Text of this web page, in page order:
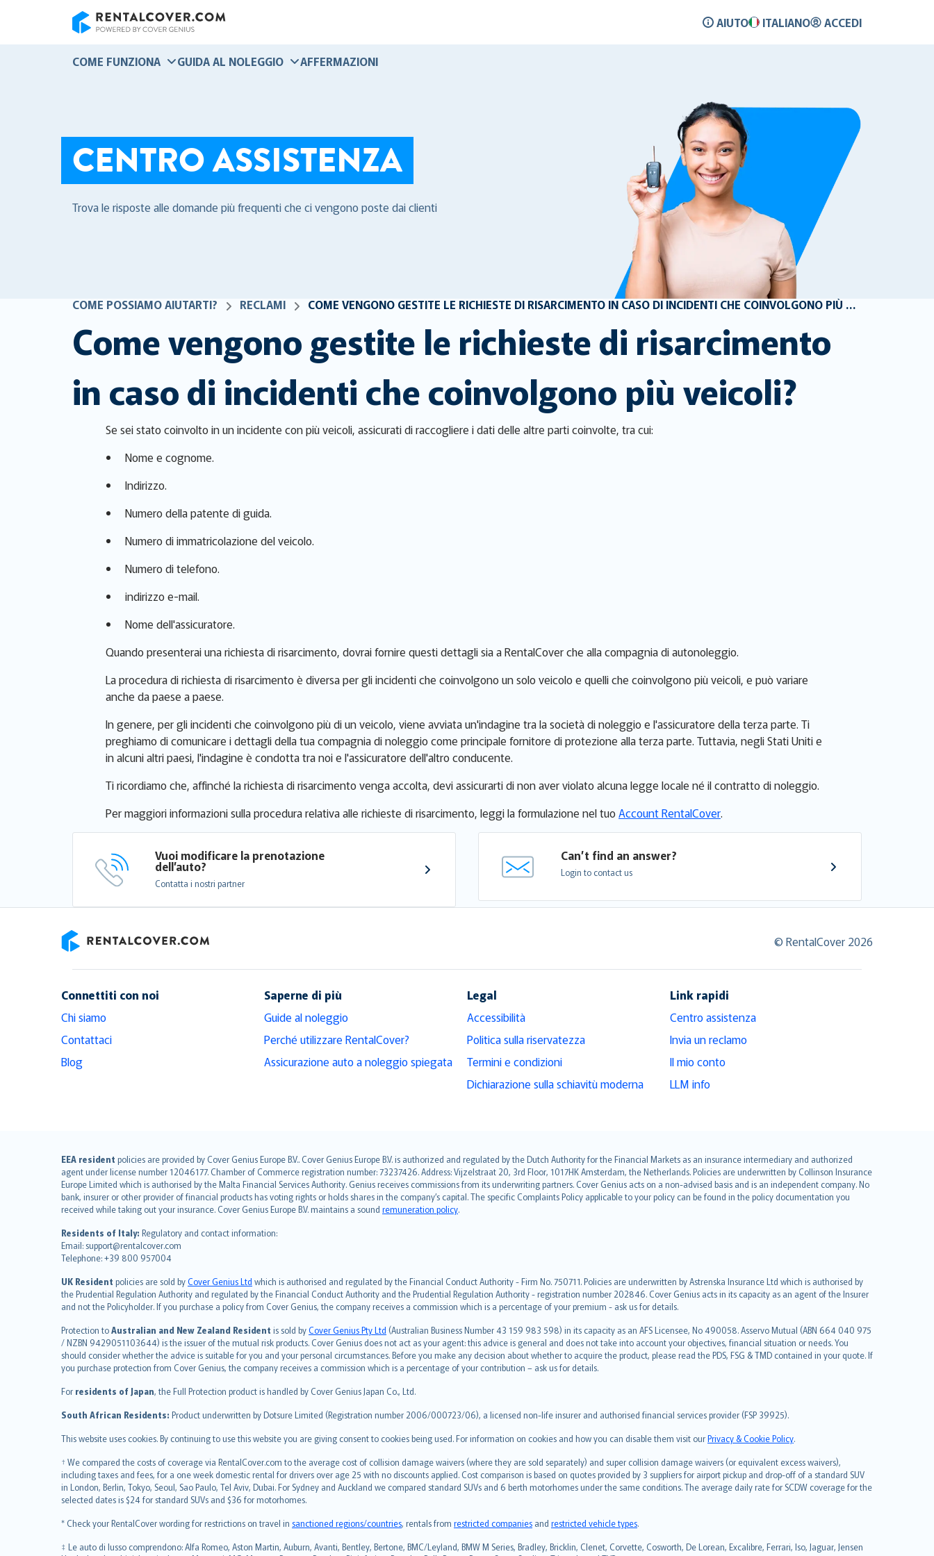
AIUTO ITALIANO ACCEDI
COME FUNZIONA GUIDA AL NOLEGGIO AFFERMAZIONI
CENTRO ASSISTENZA
Trova le risposte alle domande più frequenti che ci vengono poste dai clienti
COME POSSIAMO AIUTARTI? RECLAMI COME VENGONO GESTITE LE RICHIESTE DI RISARCIMENTO IN CASO DI INCIDENTI CHE COINVOLGONO PIÙ VEICOLI?
Come vengono gestite le richieste di risarcimento
in caso di incidenti che coinvolgono più veicoli?
Se sei stato coinvolto in un incidente con più veicoli, assicurati di raccogliere i dati delle altre parti coinvolte, tra cui:
Nome e cognome.
Indirizzo.
Numero della patente di guida.
Numero di immatricolazione del veicolo.
Numero di telefono.
indirizzo e-mail.
Nome dell'assicuratore.
Quando presenterai una richiesta di risarcimento, dovrai fornire questi dettagli sia a RentalCover che alla compagnia di autonoleggio.
La procedura di richiesta di risarcimento è diversa per gli incidenti che coinvolgono un solo veicolo e quelli che coinvolgono più veicoli, e può variare
anche da paese a paese.
In genere, per gli incidenti che coinvolgono più di un veicolo, viene avviata un'indagine tra la società di noleggio e l'assicuratore della terza parte. Ti
preghiamo di comunicare i dettagli della tua compagnia di noleggio come principale fornitore di protezione alla terza parte. Tuttavia, negli Stati Uniti e
in alcuni altri paesi, l'indagine è condotta tra noi e l'assicuratore dell'altro conducente.
Ti ricordiamo che, affinché la richiesta di risarcimento venga accolta, devi assicurarti di non aver violato alcuna legge locale né il contratto di noleggio.
Per maggiori informazioni sulla procedura relativa alle richieste di risarcimento, leggi la formulazione nel tuoAccount RentalCover.
Vuoi modificare la prenotazione
dell’auto?
Contatta i nostri partner
Can’t find an answer?
Login to contact us
© RentalCover 2026
Connettiti con noi
Chi siamo
Contattaci
Blog
Saperne di più
Guide al noleggio
Perché utilizzare RentalCover?
Assicurazione auto a noleggio spiegata
Legal
Accessibilità
Politica sulla riservatezza
Termini e condizioni
Dichiarazione sulla schiavitù moderna
Link rapidi
Centro assistenza
Invia un reclamo
Il mio conto
LLM info
EEA resident policies are provided by Cover Genius Europe B.V.. Cover Genius Europe B.V. is authorized and regulated by the Dutch Authority for the Financial Markets as an insurance intermediary and authorized
agent under license number 12046177. Chamber of Commerce registration number: 73237426. Address: Vijzelstraat 20, 3rd Floor, 1017HK Amsterdam, the Netherlands. Policies are underwritten by Collinson Insurance
Europe Limited which is authorised by the Malta Financial Services Authority. Genius receives commissions from its underwriting partners. Cover Genius acts on a non-advised basis and is an independent company. No
bank, insurer or other provider of financial products has voting rights or holds shares in the company’s capital. The specific Complaints Policy applicable to your policy can be found in the policy documentation you
received while taking out your insurance. Cover Genius Europe B.V. maintains a sound remuneration policy.
Residents of Italy: Regulatory and contact information:
Email: support@rentalcover.com
Telephone: +39 800 957004
UK Resident policies are sold byCover Genius Ltd which is authorised and regulated by the Financial Conduct Authority - Firm No. 750711. Policies are underwritten by Astrenska Insurance Ltd which is authorised by
the Prudential Regulation Authority and regulated by the Financial Conduct Authority and the Prudential Regulation Authority - registration number 202846. Cover Genius acts in its capacity as an agent of the Insurer
and not the Policyholder. If you purchase a policy from Cover Genius, the company receives a commission which is a percentage of your premium - ask us for details.
Protection toAustralian and New Zealand Resident is sold byCover Genius Pty Ltd (Australian Business Number 43 159 983 598) in its capacity as an AFS Licensee, No 490058. Asservo Mutual (ABN 664 040 975
/ NZBN 9429051103644) is the issuer of the mutual risk products. Cover Genius does not act as your agent: this advice is general and does not take into account your objectives, financial situation or needs. You
should consider whether the advice is suitable for you and your personal circumstances. Before you make any decision about whether to acquire the product, please read the PDS, FSG & TMD contained in your quote. If
you purchase protection from Cover Genius, the company receives a commission which is a percentage of your contribution – ask us for details.
For residents of Japan, the Full Protection product is handled by Cover Genius Japan Co., Ltd.
South African Residents: Product underwritten by Dotsure Limited (Registration number 2006/000723/06), a licensed non-life insurer and authorised financial services provider (FSP 39925).
This website uses cookies. By continuing to use this website you are giving consent to cookies being used. For information on cookies and how you can disable them visit ourPrivacy & Cookie Policy.
† We compared the costs of coverage via RentalCover.com to the average cost of collision damage waivers (where they are sold separately) and super collision damage waivers (or equivalent excess waivers),
including taxes and fees, for a one week domestic rental for drivers over age 25 with no discounts applied. Cost comparison is based on quotes provided by 3 suppliers for airport pickup and drop-off of a standard SUV
in London, Berlin, Tokyo, Seoul, Sao Paulo, Tel Aviv, Dubai. For Sydney and Auckland we compared standard SUVs and 6 berth motorhomes under the same conditions. The average daily rate for SCDW coverage for the
selected dates is $24 for standard SUVs and $36 for motorhomes.
* Check your RentalCover wording for restrictions on travel in sanctioned regions/countries, rentals from restricted companies and restricted vehicle types.
‡ Le auto di lusso comprendono: Alfa Romeo, Aston Martin, Auburn, Avanti, Bentley, Bertone, BMC/Leyland, BMW M Series, Bradley, Bricklin, Clenet, Corvette, Cosworth, De Lorean, Excalibre, Ferrari, Iso, Jaguar, Jensen
English (UK)
English (US)
Deutsch
français
Nederlands
español
italiano
简体中文
繁體中文
Português
polski
עברית
Português
svenska
日本語
한국어
norsk
suomi
العربيّة
Türkçe
Русский
ภาษาไทย